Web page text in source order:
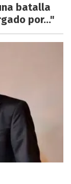
batalla
por..."